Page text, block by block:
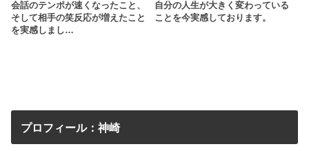
会話のテンポが速くなったこと、
そして相手の笑反応が増えたこと
を実感しまし…
自分の人生が大きく変わっている
ことを今実感しております。
プロフィール：神崎